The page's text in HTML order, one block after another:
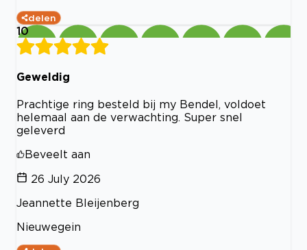
delen
10
Geweldig
Prachtige ring besteld bij my Bendel, voldoet
helemaal aan de verwachting. Super snel
geleverd
Beveelt aan
26 July 2026
Jeannette Bleijenberg
Nieuwegein